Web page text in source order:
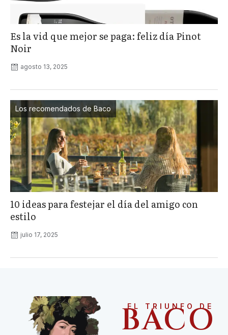
Es la vid que mejor se paga: feliz día Pinot
Noir
agosto 13, 2025
Los recomendados de Baco
10 ideas para festejar el día del amigo con
estilo
julio 17, 2025
EL TRIUNFO DE
BACO